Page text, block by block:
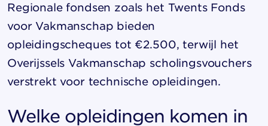
Regionale fondsen zoals het Twents Fonds
voor Vakmanschap bieden
opleidingscheques tot €2.500, terwijl het
Overijssels Vakmanschap scholingsvouchers
verstrekt voor technische opleidingen.
Welke opleidingen komen in